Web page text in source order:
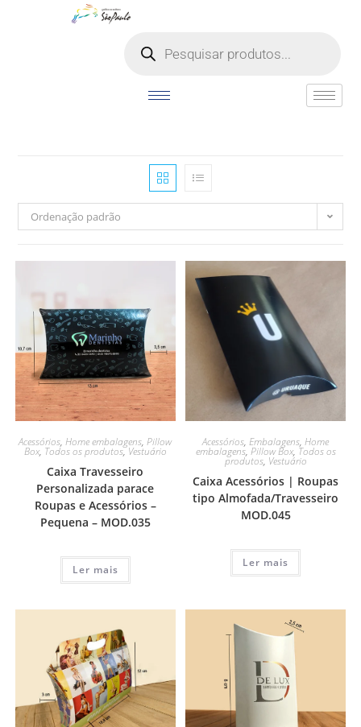
Ordenação padrão
Acessórios,Home embalagens,Pillow
Box, Todos os produtos,Vestuário
Caixa Travesseiro
Personalizada parace
Roupas e Acessórios –
Pequena – MOD.035
Ler mais
Acessórios,Embalagens,Home
embalagens, Pillow Box, Todos os
produtos, Vestuário
Caixa Acessórios | Roupas
tipo Almofada/Travesseiro
MOD.045
Ler mais